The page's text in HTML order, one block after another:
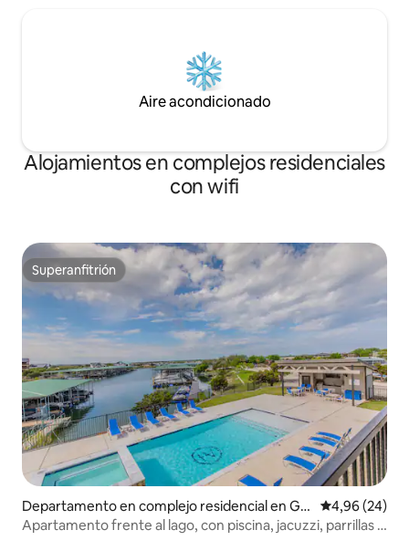
Aire acondicionado
Alojamientos en complejos residenciales
con wifi
Superanfitrión
Superanfitrión
Departamento en complejo residencial en Gra
ford
Calificación
4,96 (24)
Apartamento frente al lago, con piscina, jacuzzi, parrillas y